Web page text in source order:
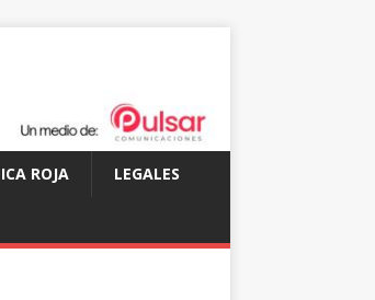
ROJA LEGALES